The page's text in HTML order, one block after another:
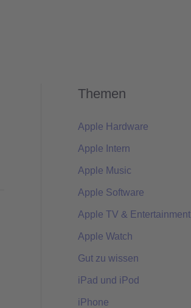
Themen
Apple Hardware
Apple Intern
Apple Music
Apple Software
Apple TV & Entertainment
Apple Watch
Gut zu wissen
iPad und iPod
iPhone